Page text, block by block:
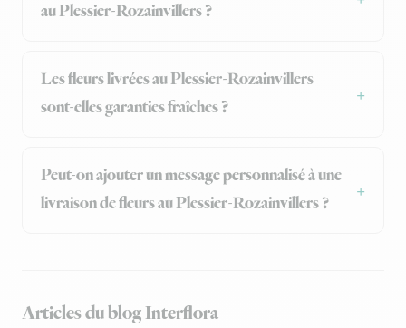
au Plessier-Rozainvillers ?
Les fleurs livrées au Plessier-Rozainvillers
sont-elles garanties fraîches ?
Peut-on ajouter un message personnalisé à une
livraison de fleurs au Plessier-Rozainvillers ?
Articles du blog Interflora